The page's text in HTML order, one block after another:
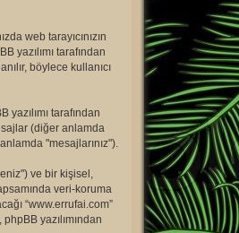
web tarayıcınızın
yazılımı tarafından
böylece kullanıcı
tarafından
(diğer anlamda
"mesajlarınız").
ve bir kişisel,
veri-koruma
“www.errufai.com”
yazılımından